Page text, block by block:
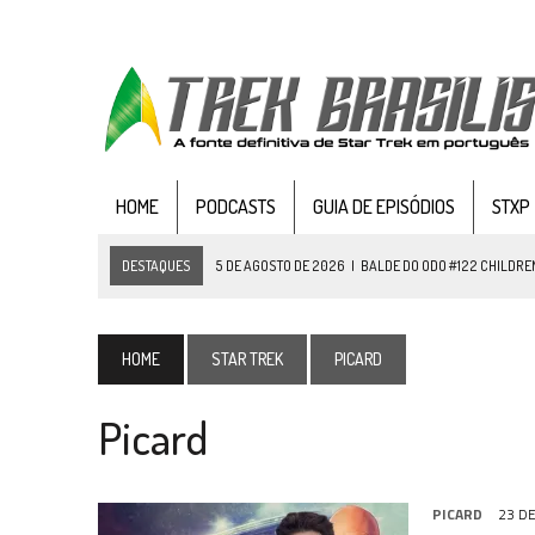
HOME PODCASTS GUIA DE EPISÓDIOS STXP
DESTAQUES 5 DE AGOSTO DE 2026 | BALDE DO ODO #122
3 DE AGOSTO DE 2026 | PARAMOUNT E CBS DERRUBAM NOVO VÍDEO
2 DE AGOSTO DE 2026
31 DE JULHO DE 2026 | GRANDES JORNADAS | QUATRO EPISÓDIOS DE
HOME STAR TREK PICARD
Picard
PICARD 23